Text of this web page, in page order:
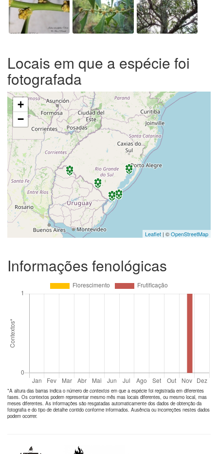
Locais em que a espécie foi
fotografada
+
−
Leaflet | ©OpenStreetMap
Informações fenológicas
*A altura das barras indica o número de contextos em que a espécie foi registrada em diferentes
fases. Os contextos podem representar mesmo mês mas locais diferentes, ou mesmo local, mas
meses diferentes. As informações são resgatadas automaticamente dos dados de obtenção da
fotografia e do tipo de detalhe contido conforme informados. Ausência ou incorreções nestes dados
podem ocorrer.